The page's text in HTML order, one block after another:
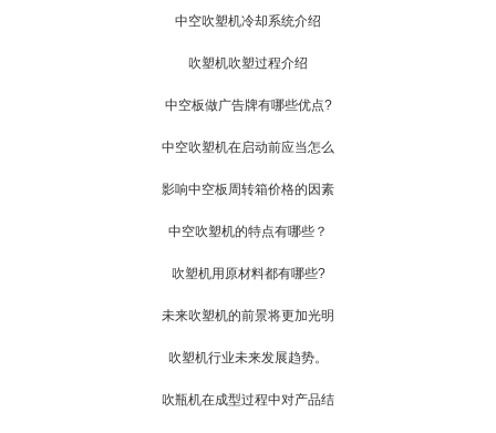
中空吹塑机冷却系统介绍
吹塑机吹塑过程介绍
中空板做广告牌有哪些优点?
中空吹塑机在启动前应当怎么
影响中空板周转箱价格的因素
中空吹塑机的特点有哪些？
吹塑机用原材料都有哪些?
未来吹塑机的前景将更加光明
吹塑机行业未来发展趋势。
吹瓶机在成型过程中对产品结